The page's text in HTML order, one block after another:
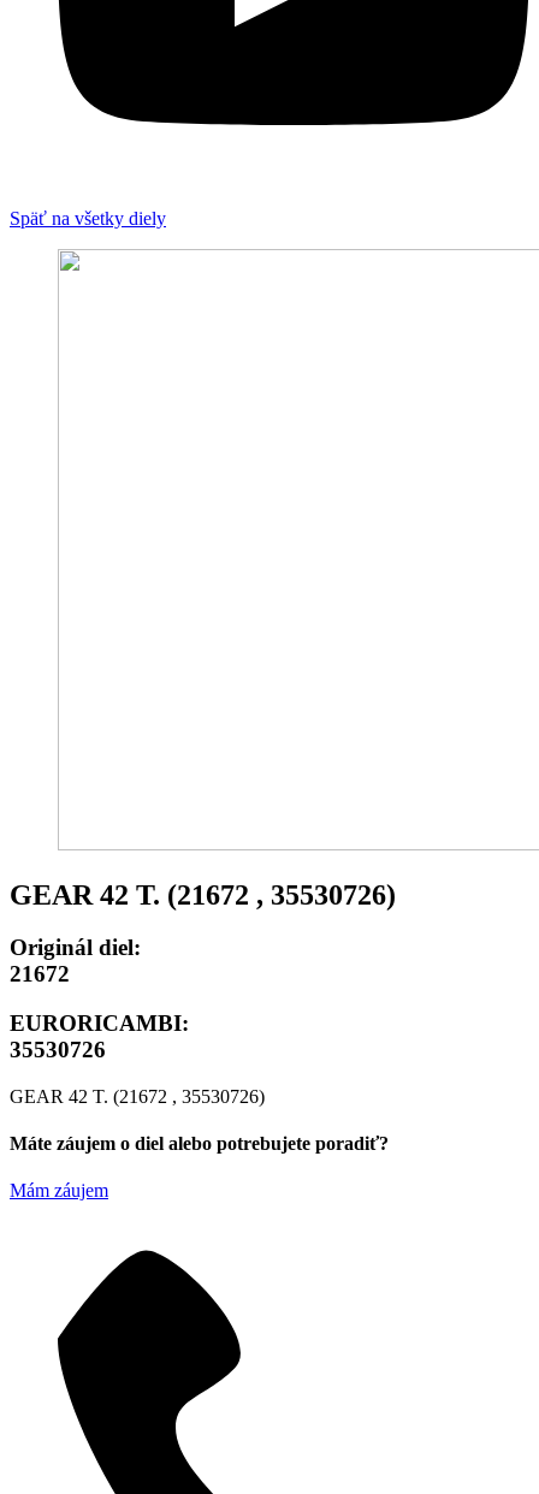
Späť na všetky diely
GEAR 42 T. (21672 , 35530726)
Originál diel:
21672
EURORICAMBI:
35530726
GEAR 42 T. (21672 , 35530726)
Máte záujem o diel alebo potrebujete poradiť?
Mám záujem